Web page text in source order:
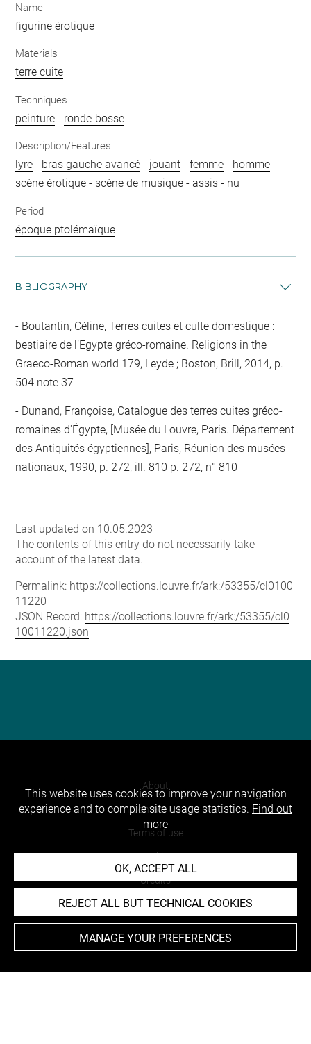
Name
figurine érotique
Materials
terre cuite
Techniques
peinture - ronde-bosse
Description/Features
lyre - bras gauche avancé - jouant -femme - homme -
scène érotique - scène de musique -assis - nu
Period
époque ptolémaïque
BIBLIOGRAPHY
Boutantin, Céline, Terres cuites et culte domestique :
bestiaire de l’Egypte gréco-romaine. Religions in the
Graeco-Roman world 179, Leyde ; Boston, Brill, 2014, p.
504 note 37
Dunand, Françoise, Catalogue des terres cuites gréco-
romaines d'Égypte, [Musée du Louvre, Paris. Département
des Antiquités égyptiennes], Paris, Réunion des musées
nationaux, 1990, p. 272, ill. 810 p. 272, n° 810
Last updated on 10.05.2023
The contents of this entry do not necessarily take
account of the latest data.
Permalink: https://collections.louvre.fr/ark:/53355/cl0100
11220
JSON Record: https://collections.louvre.fr/ark:/53355/cl0
10011220.json
About
Contact Us
Terms of use
Cookies
Credits
Accessibility : non compliant
This website uses cookies to improve your navigation
experience and to compile site usage statistics. Find out
more
OK, ACCEPT ALL
REJECT ALL BUT TECHNICAL COOKIES
MANAGE YOUR PREFERENCES